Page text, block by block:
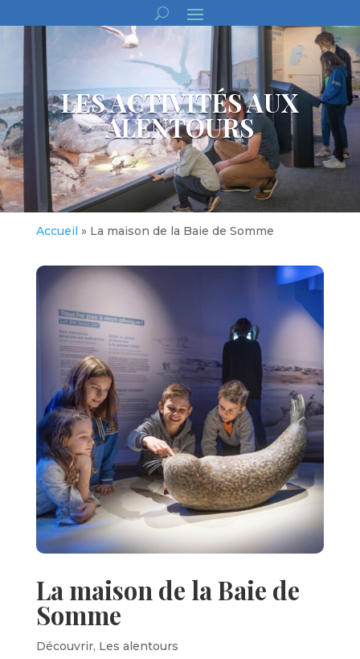
LES ACTIVITÉS AUX
ALENTOURS
Accueil » La maison de la Baie de Somme
La maison de la Baie de
Somme
Découvrir, Les alentours